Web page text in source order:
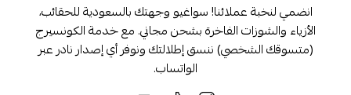
انضمي لنخبة عملائنا! سواغيو وجهتك بالسعودية للحقائب،
الأزياء والشوزات الفاخرة بشحن مجاني. مع خدمة الكونسيرج
(متسوقك الشخصي) ننسق إطلالتك ونوفر أي إصدار نادر عبر
الواتساب.